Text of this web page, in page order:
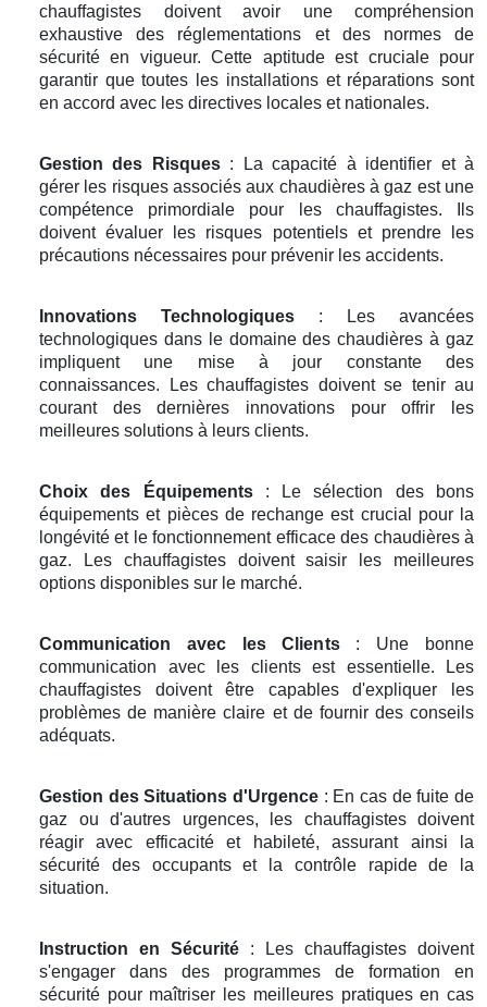
chauffagistes doivent avoir une compréhension
exhaustive des réglementations et des normes de
sécurité en vigueur. Cette aptitude est cruciale pour
garantir que toutes les installations et réparations sont
en accord avec les directives locales et nationales.
Gestion des Risques: La capacité à identifier et à
gérer les risques associés aux chaudières à gaz est une
compétence primordiale pour les chauffagistes. Ils
doivent évaluer les risques potentiels et prendre les
précautions nécessaires pour prévenir les accidents.
Innovations Technologiques : Les avancées
technologiques dans le domaine des chaudières à gaz
impliquent une mise à jour constante des
connaissances. Les chauffagistes doivent se tenir au
courant des dernières innovations pour offrir les
meilleures solutions à leurs clients.
Choix des Équipements: Le sélection des bons
équipements et pièces de rechange est crucial pour la
longévité et le fonctionnement efficace des chaudières à
gaz. Les chauffagistes doivent saisir les meilleures
options disponibles sur le marché.
Communication avec les Clients: Une bonne
communication avec les clients est essentielle. Les
chauffagistes doivent être capables d'expliquer les
problèmes de manière claire et de fournir des conseils
adéquats.
Gestion des Situations d'Urgence : En cas de fuite de
gaz ou d'autres urgences, les chauffagistes doivent
réagir avec efficacité et habileté, assurant ainsi la
sécurité des occupants et la contrôle rapide de la
situation.
Instruction en Sécurité : Les chauffagistes doivent
s'engager dans des programmes de formation en
sécurité pour maîtriser les meilleures pratiques en cas